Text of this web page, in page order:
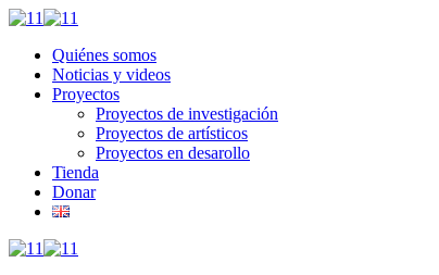
Quiénes somos
Noticias y videos
Proyectos
Proyectos de investigación
Proyectos de artísticos
Proyectos en desarollo
Tienda
Donar